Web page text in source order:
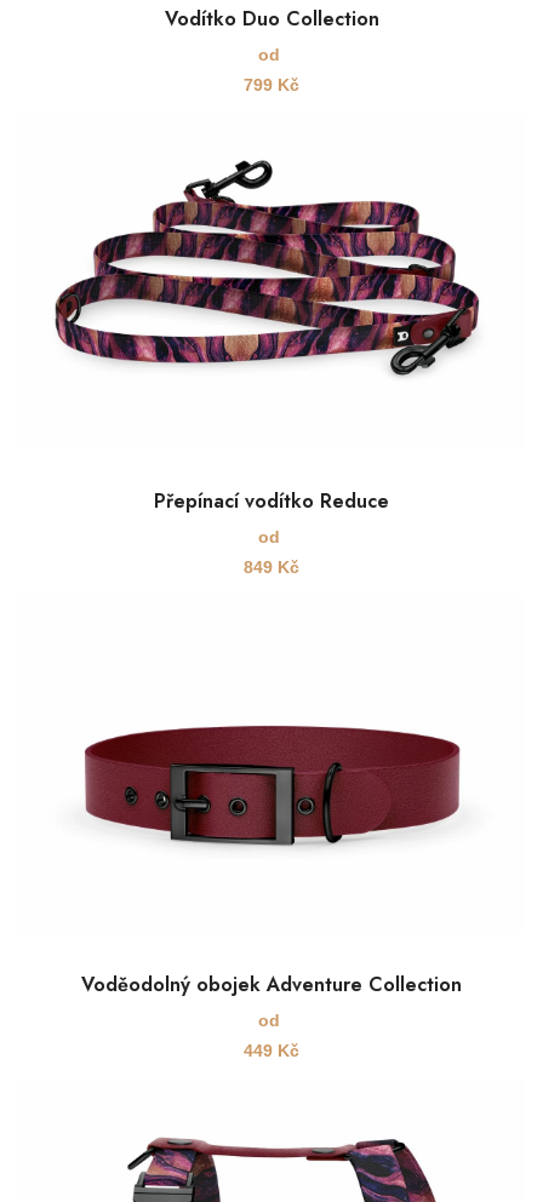
Vodítko Duo Collection
od
799 Kč
Přepínací vodítko Reduce
od
849 Kč
Voděodolný obojek Adventure Collection
od
449 Kč